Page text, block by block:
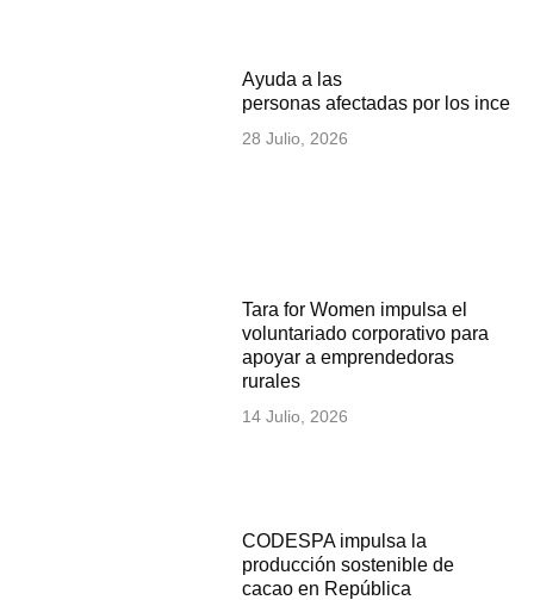
Ayuda a las
personas afectadas por los
28 Julio, 2026
Tara for Women impulsa el
voluntariado corporativo para
apoyar a emprendedoras
rurales
14 Julio, 2026
CODESPA impulsa la
producción sostenible de
cacao en República